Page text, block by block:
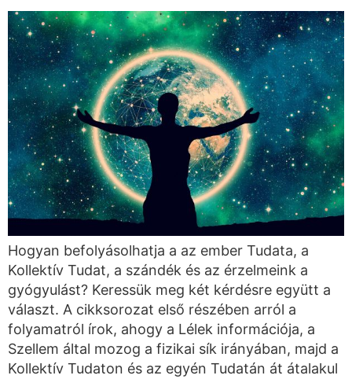
Hogyan befolyásolhatja a az ember Tudata, a
Kollektív Tudat, a szándék és az érzelmeink a
gyógyulást? Keressük meg két kérdésre együtt a
választ. A cikksorozat első részében arról a
folyamatról írok, ahogy a Lélek információja, a
Szellem által mozog a fizikai sík irányában, majd a
Kollektív Tudaton és az egyén Tudatán át átalakul